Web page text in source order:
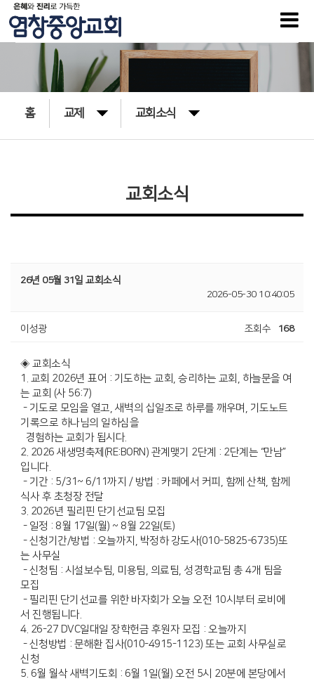
홈 교제 교회소식
교회소식
26년 05월 31일 교회소식
2026-05-30 10:40:05
이성광 조회수 168
◈ 교회소식
1. 교회 2026년 표어 : 기도하는 교회, 승리하는 교회, 하늘문을 여
는 교회 (사 56:7)
- 기도로 모임을 열고, 새벽의 십일조로 하루를 깨우며, 기도노트
기록으로 하나님의 일하심을
경험하는 교회가 됩시다.
2. 2026 새생명축제(RE:BORN) 관계맺기 2단계 : 2단계는 “만남”
입니다.
- 기간 : 5/31~ 6/11까지 / 방법 : 카페에서 커피, 함께 산책, 함께
식사 후 초청장 전달
3. 2026년 필리핀 단기선교팀 모집
- 일정 : 8월 17일(월) ~ 8월 22일(토)
- 신청기간/방법 : 오늘까지, 박정하 강도사(010-5825-6735)또
는 사무실
- 신청팀 : 시설보수팀, 미용팀, 의료팀, 성경학교팀 총 4개 팀을
모집
- 필리핀 단기선교를 위한 바자회가 오늘 오전 10시부터 로비에
서 진행됩니다.
4. 26-27 DVC일대일 장학헌금 후원자 모집 : 오늘까지
- 신청방법 : 문해환 집사(010-4915-1123) 또는 교회 사무실로
신청
5. 6월 월삭 새벽기도회 : 6월 1일(월) 오전 5시 20분에 본당에서